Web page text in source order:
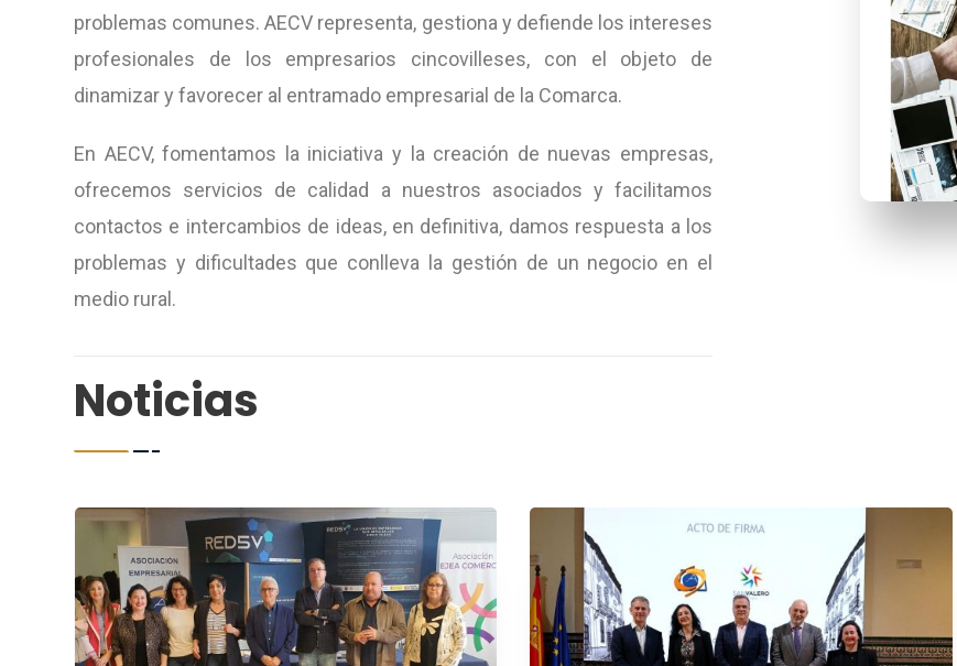
problemas comunes. AECV representa, gestiona y defiende los intereses
profesionales de los empresarios cincovilleses, con el objeto de
dinamizar y favorecer al entramado empresarial de la Comarca.
En AECV, fomentamos la iniciativa y la creación de nuevas empresas,
ofrecemos servicios de calidad a nuestros asociados y facilitamos
contactos e intercambios de ideas, en definitiva, damos respuesta a los
problemas y dificultades que conlleva la gestión de un negocio en el
medio rural.
Noticias